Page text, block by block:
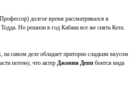
долгое время рассматривался в
Но решили в год Кабана все же снять Кота.
на самом деле обладает приторно сладким вкусом
потому, что актер Джонни Депп боится вида